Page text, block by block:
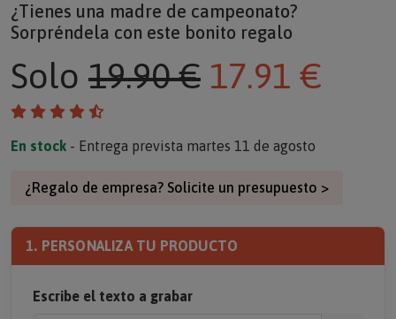
¿Tienes una madre de campeonato?
Sorpréndela con este bonito regalo
Solo 19.90 € 17.91 €
En stock - Entrega prevista martes 11 de agosto
¿Regalo de empresa? Solicite un presupuesto >
1. PERSONALIZA TU PRODUCTO
Escribe el texto a grabar